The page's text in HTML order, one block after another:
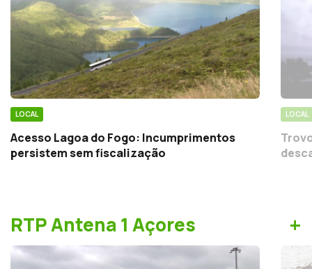
LOCAL
Acesso Lagoa do Fogo: Incumprimentos
persistem sem fiscalização
LOCAL
RTP Antena 1 Açores +